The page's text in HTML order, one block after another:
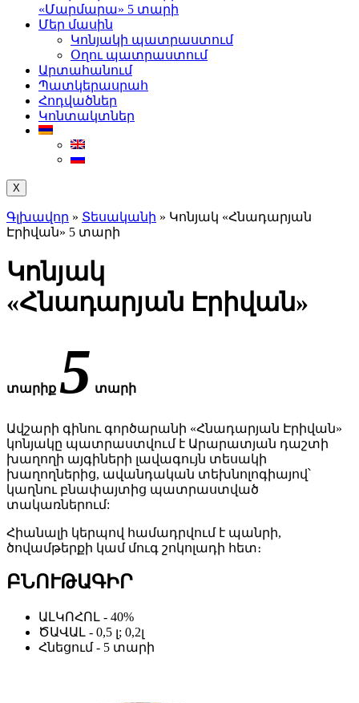
«Մարմարա» 5 տարի
Մեր մասին
Կոնյակի պատրաստում
Օղու պատրաստում
Արտահանում
Պատկերասրահ
Հոդվածներ
Կոնտակտներ
X
Գլխավոր » Տեսականի » Կոնյակ «Հնադարյան
Էրիվան» 5 տարի
Կոնյակ
«Հնադարյան Էրիվան»
տարիք 5 տարի
Ավշարի գինու գործարանի «Հնադարյան Էրիվան»
կոնյակը պատրաստվում է Արարատյան դաշտի
խաղողի այգիների լավագույն տեսակի
խաղողներից, ավանդական տեխնոլոգիայով՝
կաղնու բնափայտից պատրաստված
տակառներում:
Հիանալի կերպով համադրվում է պանրի,
ծովամթերքի կամ մուգ շոկոլադի հետ։
ԲՆՈՒԹԱԳԻՐ
ԱԼԿՈՀՈԼ - 40%
ԾԱՎԱԼ - 0,5 լ; 0,2լ
Հնեցում - 5 տարի